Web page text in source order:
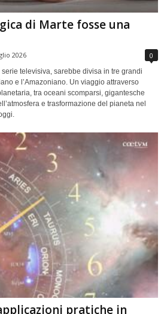
di Marte fosse una
2026 0
televisiva, sarebbe divisa in tre grandi
e l’Amazoniano. Un viaggio attraverso
tra oceani scomparsi, gigantesche
e trasformazione del pianeta nel
pratiche in